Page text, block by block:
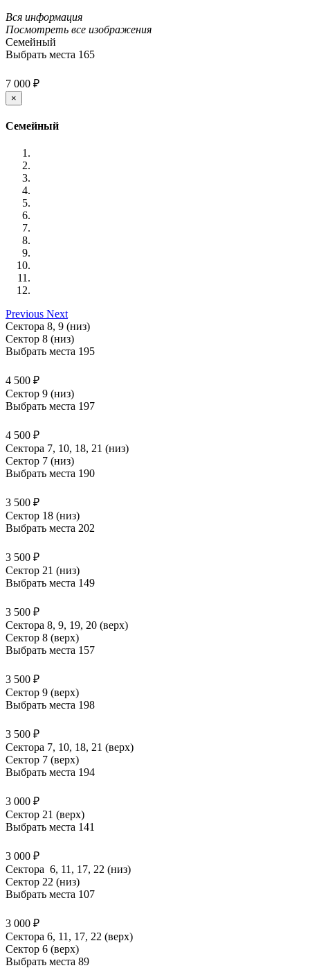
Вся информация
Посмотреть все изображения
Семейный
Выбрать места 165
7 000 ₽
×
Семейный
Previous Next
Сектора 8, 9 (низ)
Сектор 8 (низ)
Выбрать места 195
4 500 ₽
Сектор 9 (низ)
Выбрать места 197
4 500 ₽
Сектора 7, 10, 18, 21 (низ)
Сектор 7 (низ)
Выбрать места 190
3 500 ₽
Сектор 18 (низ)
Выбрать места 202
3 500 ₽
Сектор 21 (низ)
Выбрать места 149
3 500 ₽
Сектора 8, 9, 19, 20 (верх)
Сектор 8 (верх)
Выбрать места 157
3 500 ₽
Сектор 9 (верх)
Выбрать места 198
3 500 ₽
Сектора 7, 10, 18, 21 (верх)
Сектор 7 (верх)
Выбрать места 194
3 000 ₽
Сектор 21 (верх)
Выбрать места 141
3 000 ₽
Сектора 6, 11, 17, 22 (низ)
Сектор 22 (низ)
Выбрать места 107
3 000 ₽
Сектора 6, 11, 17, 22 (верх)
Сектор 6 (верх)
Выбрать места 89